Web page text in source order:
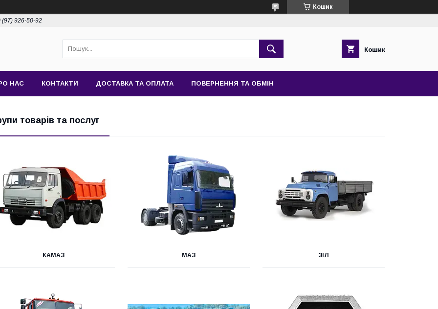
Кошик
(97) 926-50-92
Кошик
НАС КОНТАКТИ ДОСТАВКА ТА ОПЛАТА ПОВЕРНЕННЯ ТА ОБМІН
товарів та послуг
КАМАЗ МАЗ ЗІЛ